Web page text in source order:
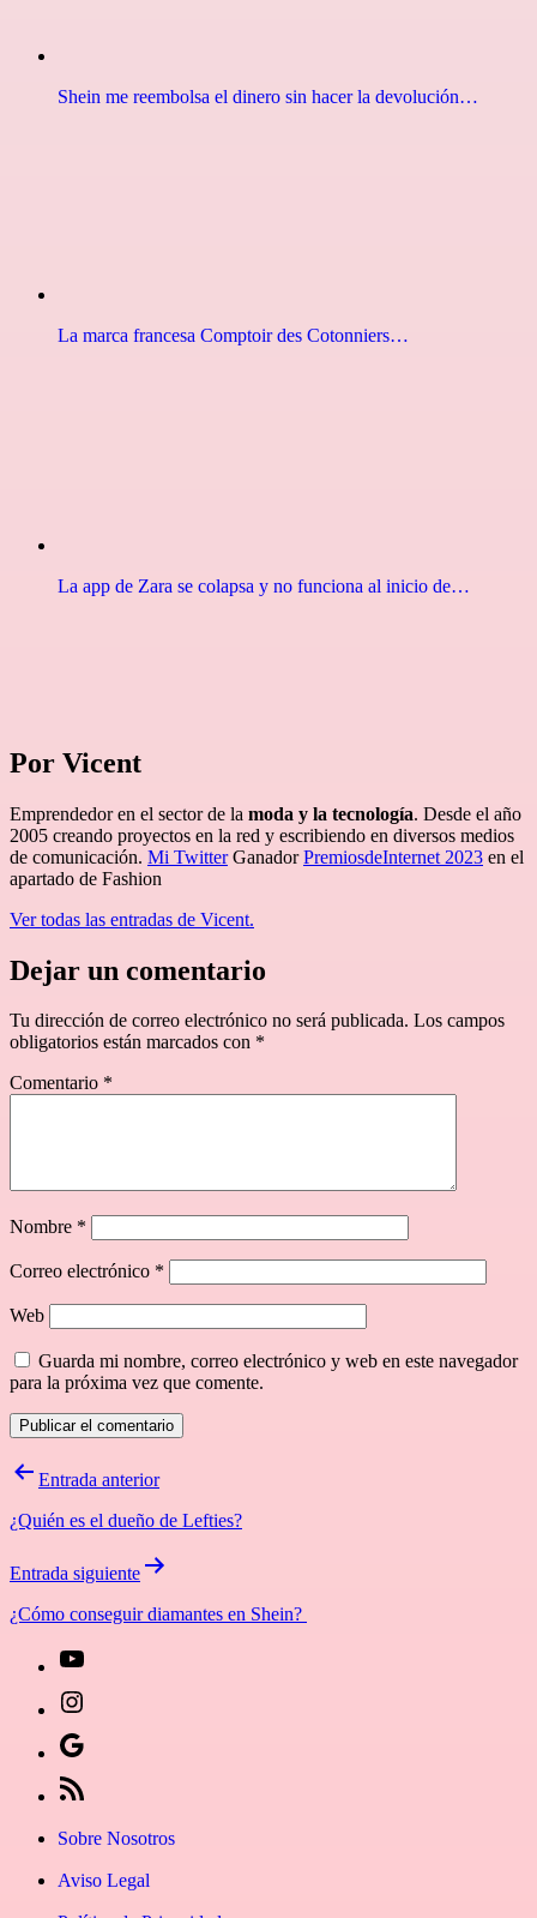
Shein me reembolsa el dinero sin hacer la devolución…
La marca francesa Comptoir des Cotonniers…
La app de Zara se colapsa y no funciona al inicio de…
Por Vicent
Emprendedor en el sector de la moda y la tecnología. Desde el año
2005 creando proyectos en la red y escribiendo en diversos medios
de comunicación. Mi TwitterGanadorPremiosdeInternet 2023 en el
apartado de Fashion
Ver todas las entradas de Vicent.
Dejar un comentario
Tu dirección de correo electrónico no será publicada. Los campos
obligatorios están marcados con *
Comentario *
Nombre *
Correo electrónico *
Web
Guarda mi nombre, correo electrónico y web en este navegador
para la próxima vez que comente.
Navegación
entradas
Entrada anterior
¿Quién es el dueño de Lefties?
Entrada siguiente
¿Cómo conseguir diamantes en Shein?
instagram»]
fa-
youtube»]
Google
News
icon
icon=»fa
Sobre Nosotros
Aviso Legal